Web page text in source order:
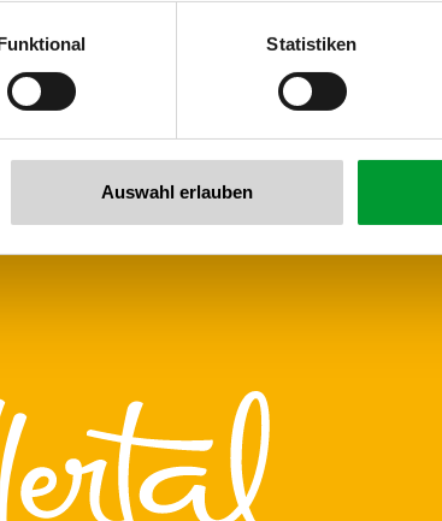
Statistiken
Auswahl erlauben
now!